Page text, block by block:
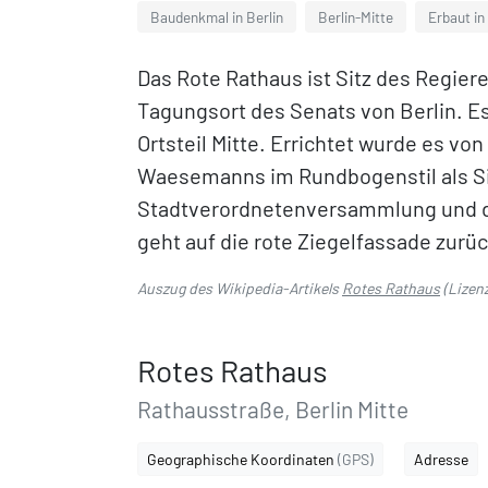
Baudenkmal in Berlin Berlin-Mitte Erbaut
Das Rote Rathaus ist Sitz des
Tagungsort des Senats von Berlin.
Ortsteil Mitte. Errichtet wurde es von
Waesemanns im Rundbogenstil als
Stadtverordnetenversammlung und
geht auf die rote Ziegelfassade
Auszug des Wikipedia-ArtikelsRotes Rathaus
Rotes Rathaus
Rathausstraße, Berlin Mitte
Geographische Koordinaten (GPS) Adresse